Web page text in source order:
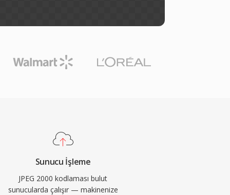
Sunucu İşleme
JPEG 2000 kodlaması bulut
sunucularda çalışır — makinenize